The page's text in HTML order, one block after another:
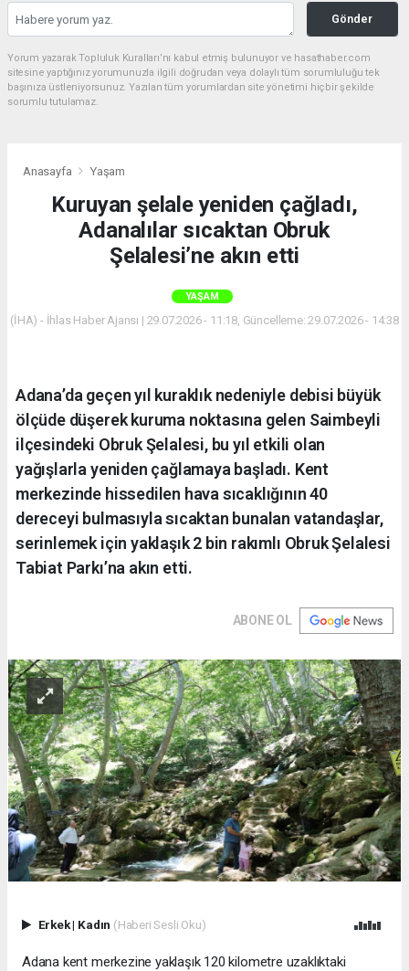
Gönder
Yorum yazarak Topluluk Kuralları’nı kabul etmiş bulunuyor ve hasathaber.com
sitesine yaptığınız yorumunuzla ilgili doğrudan veya dolaylı tüm sorumluluğu tek
başınıza üstleniyorsunuz. Yazılan tüm yorumlardan site yönetimi hiçbir şekilde
sorumlu tutulamaz.
Anasayfa Yaşam
Kuruyan şelale yeniden çağladı,
Adanalılar sıcaktan Obruk
Şelalesi’ne akın etti
YAŞAM
(İHA) - İhlas Haber Ajansı | 29.07.2026 - 11:18, Güncelleme: 29.07.2026 - 14:38
Adana’da geçen yıl kuraklık nedeniyle debisi büyük
ölçüde düşerek kuruma noktasına gelen Saimbeyli
ilçesindeki Obruk Şelalesi, bu yıl etkili olan
yağışlarla yeniden çağlamaya başladı. Kent
merkezinde hissedilen hava sıcaklığının 40
dereceyi bulmasıyla sıcaktan bunalan vatandaşlar,
serinlemek için yaklaşık 2 bin rakımlı Obruk Şelalesi
Tabiat Parkı’na akın etti.
ABONE OL
Erkek| Kadın (Haberi Sesli Oku)
Adana kent merkezine yaklaşık 120 kilometre uzaklıktaki